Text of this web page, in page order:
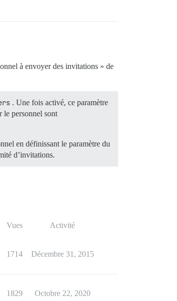
à envoyer des invitations » de
. Une fois activé, ce paramètre
le personnel sont
en définissant le paramètre du
d’invitations.
Vues Activité
1714 Décembre 31, 2015
1829 Octobre 22, 2020